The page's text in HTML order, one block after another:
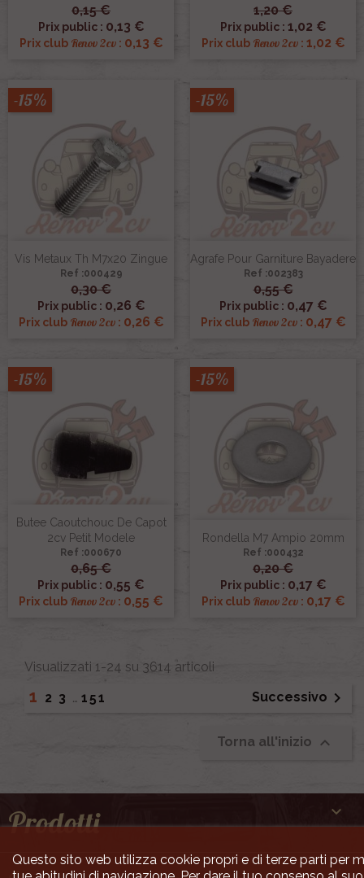
0,15 €
Prix public : 0,13 €
Prix club Renov 2cv: 0,13 €
1,20 €
Prix public : 1,02 €
Prix club Renov 2cv: 1,02 €
Vis Metaux Th M7x20 Zingue
Ref :000429
0,30 €
Prix public : 0,26 €
Prix club Renov 2cv: 0,26 €
-15%
Agrafe Pour Garniture Bayadere
Ref :002383
0,55 €
Prix public : 0,47 €
Prix club Renov 2cv: 0,47 €
-15%
Butee Caoutchouc De Capot
2cv Petit Modele
Ref :000670
0,65 €
Prix public : 0,55 €
Prix club Renov 2cv : 0,55 €
-15%
Rondella M7 Ampio 20mm
Ref :000432
0,20 €
Prix public : 0,17 €
Prix club Renov 2cv: 0,17 €
-15%
Visualizzati 1-24 su 3614 articoli
1 2 3 … 151 Successivo 
Torna all'inizio 
Prodotti 

Questo sito web utilizza cookie propri e di terze parti per